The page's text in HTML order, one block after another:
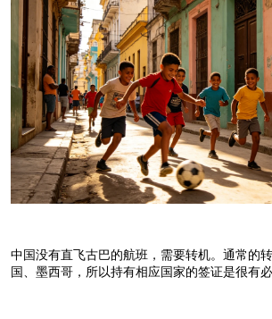
中国没有直飞古巴的航班，需要转机。通常的
国、墨西哥，所以持有相应国家的签证是很有必